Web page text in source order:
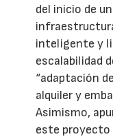
del inicio de
inteligente y
escalabilidad
“adaptación
alquiler y
Asimismo,
este proyecto